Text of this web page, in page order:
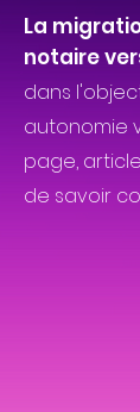
La
notaire
dans
autonomie
page,
de savoir